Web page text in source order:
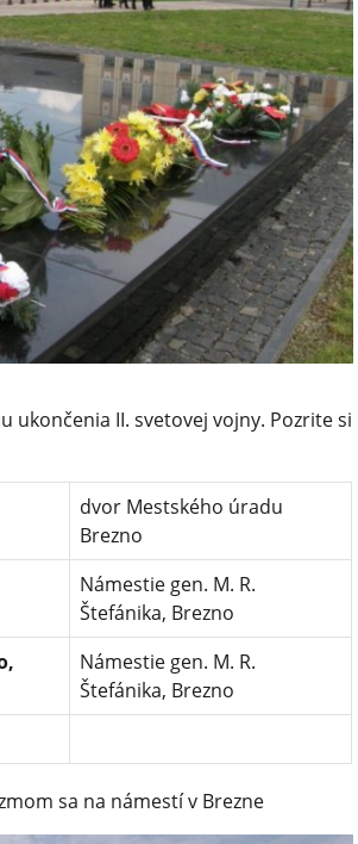
ukončenia II. svetovej vojny. Pozrite si
dvor Mestského úradu
Brezno
Námestie gen. M. R.
Štefánika, Brezno
Námestie gen. M. R.
Štefánika, Brezno
sa na námestí v Brezne